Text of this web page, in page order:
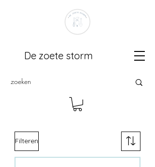
De zoete storm
Filteren